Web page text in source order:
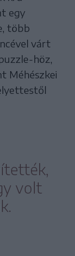
egy
több
várt
höz,
Méhészkei
volt